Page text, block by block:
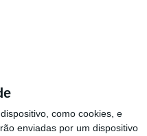
como cookies, e
enviadas por um dispositivo